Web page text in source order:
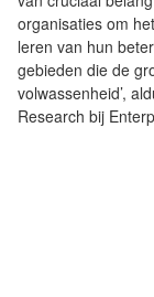
organisaties om
leren van hun
gebieden die de
volwassenheid’,
Research bij